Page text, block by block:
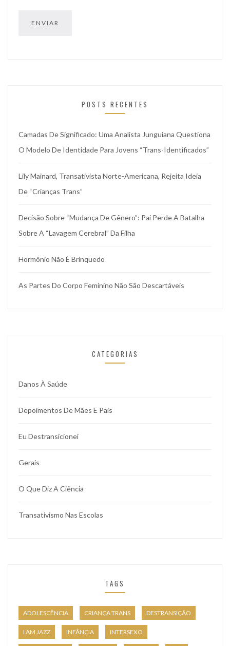
POSTS RECENTES
Camadas De Significado: Uma Analista Junguiana Questiona
O Modelo De Identidade Para Jovens “trans-Identificados”
Lily Mainard, Transativista Norte-Americana, Rejeita Ideia
De “crianças Trans”
Decisão Sobre “mudança De Gênero”: Pai Perde A Batalha
Sobre A “lavagem Cerebral” Da Filha
Hormônio Não É Brinquedo
As Partes Do Corpo Feminino Não São Descartáveis
CATEGORIAS
Danos À Saúde
Depoimentos De Mães E Pais
Eu Destransicionei
Gerais
O Que Diz A Ciência
Transativismo Nas Escolas
TAGS
ADOLESCÊNCIA CRIANÇA TRANS DESTRANSIÇÃO
I AM JAZZ INFÂNCIA INTERSEXO